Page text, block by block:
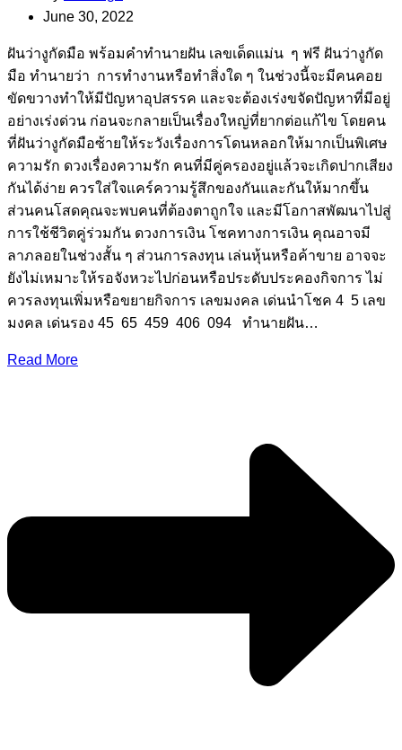
June 30, 2022
ฝันว่างูกัดมือ พร้อมคำทำนายฝัน เลขเด็ดแม่น ๆ ฟรี ฝันว่างูกัด
มือ ทำนายว่า การทำงานหรือทำสิ่งใด ๆ ในช่วงนี้จะมีคนคอย
ขัดขวางทำให้มีปัญหาอุปสรรค และจะต้องเร่งขจัดปัญหาที่มีอยู่
อย่างเร่งด่วน ก่อนจะกลายเป็นเรื่องใหญ่ที่ยากต่อแก้ไข โดยคน
ที่ฝันว่างูกัดมือซ้ายให้ระวังเรื่องการโดนหลอกให้มากเป็นพิเศษ
ความรัก ดวงเรื่องความรัก คนที่มีคู่ครองอยู่แล้วจะเกิดปากเสียง
กันได้ง่าย ควรใส่ใจแคร์ความรู้สึกของกันและกันให้มากขึ้น
ส่วนคนโสดคุณจะพบคนที่ต้องตาถูกใจ และมีโอกาสพัฒนาไปสู่
การใช้ชีวิตคู่ร่วมกัน ดวงการเงิน โชคทางการเงิน คุณอาจมี
ลาภลอยในช่วงสั้น ๆ ส่วนการลงทุน เล่นหุ้นหรือค้าขาย อาจจะ
ยังไม่เหมาะให้รอจังหวะไปก่อนหรือประดับประคองกิจการ ไม่
ควรลงทุนเพิ่มหรือขยายกิจการ เลขมงคล เด่นนำโชค 4 5 เลข
มงคล เด่นรอง 45 65 459 406 094 ทํานายฝัน…
Read More